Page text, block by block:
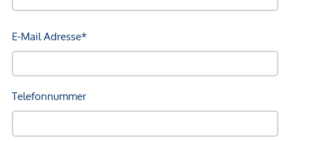
Vertragsabschluss resultierende Rechte sind ausschließlich
geltend zu machen. Wir weisen Sie darauf hin, dass die
unverbindliche Vorabinformationen sind und daher ohne
Gewähr erfolgen. Der Vermittler ist als Doppelmakler tätig.